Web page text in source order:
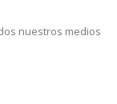
nuestros medios